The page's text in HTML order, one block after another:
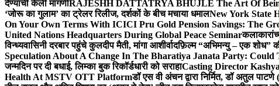
देण्याची केली मागणीRAJESHH DATTATRYA BHUJLE The Art Of
‘जोरू का गुलाम’ का ट्रेलर रिलीज, दर्शकों के बीच मचाया धमालNew York State
On Your Own Terms With ICICI Pru Gold Pension Savings: The
United Nations Headquarters During Global Peace Seminar
विन्ध्यवासिनी दरबार पहुंचे कुलदीप मैती, मांगा आशीर्वादफ़िल्म “अभिमन्यु – एक शोध”
Speculation About A Change In The Bharatiya Janata Party:
जन्मदिन पर दी बधाई, लिम्का बुक रिकॉर्डधारी को सराहाCasting Director
Health At MSTV OTT Platformडॉ एस वी अंचन द्वारा निर्मित, डॉ अतुल